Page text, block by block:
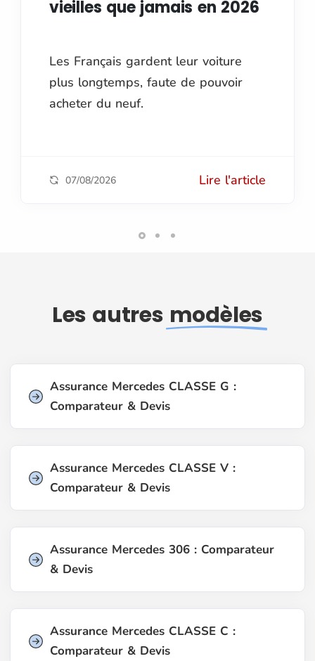
vieilles que jamais en 2026
Les Français gardent leur voiture
plus longtemps, faute de pouvoir
acheter du neuf.
07/08/2026 Lire l'article
Les autres modèles
Assurance Mercedes CLASSE G :
Comparateur & Devis
Assurance Mercedes CLASSE V :
Comparateur & Devis
Assurance Mercedes 306 : Comparateur
& Devis
Assurance Mercedes CLASSE C :
Comparateur & Devis